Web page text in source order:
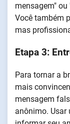
mensagem"
Você também
mas
Etapa 3:
Para tornar a
mais
mensagem
anônimo. Usar